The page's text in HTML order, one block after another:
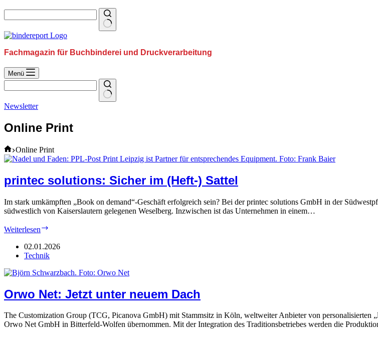
Fachmagazin für Buchbinderei und Druckverarbeitung
Menü
Newsletter
Online Print
Home
Online Print
printec solutions: Sicher im (Heft-) Sattel
Im stark umkämpften „Book on demand“-Geschäft erfolgreich sein? Bei der printec solutions GmbH in der
südwestlich von Kaiserslautern gelegenen Weselberg. Inzwischen ist das Unternehmen in einem…
Weiterlesen
Sicher
im
Sattel
02.01.2026
Technik
Orwo Net: Jetzt unter neuem Dach
The Customization Group (TCG, Picanova GmbH) mit Stammsitz in Köln, weltweiter Anbieter von personalisierten
Orwo Net GmbH in Bitterfeld-Wolfen übernommen. Mit der Integration des Traditionsbetriebes werden die